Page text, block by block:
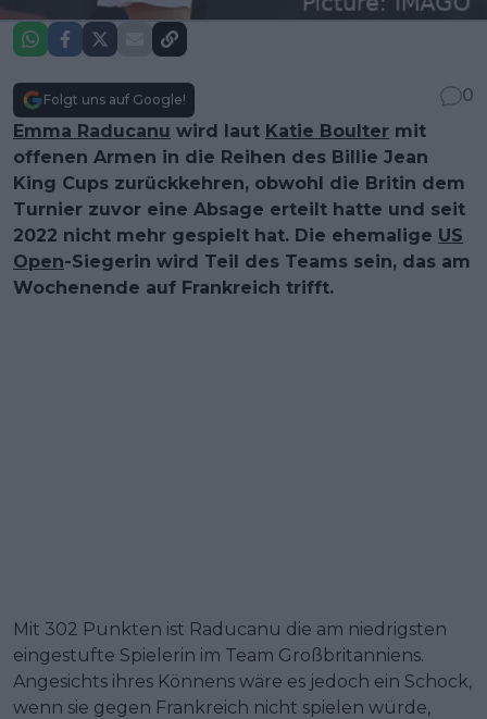
Folgt uns auf Google!
0
Emma Raducanu wird laut Katie Boulter mit
offenen Armen in die Reihen des Billie Jean
King Cups zurückkehren, obwohl die Britin dem
Turnier zuvor eine Absage erteilt hatte und seit
2022 nicht mehr gespielt hat. Die ehemalige US
Open-Siegerin wird Teil des Teams sein, das am
Wochenende auf Frankreich trifft.
Mit 302 Punkten ist Raducanu die am niedrigsten
eingestufte Spielerin im Team Großbritanniens.
Angesichts ihres Könnens wäre es jedoch ein Schock,
wenn sie gegen Frankreich nicht spielen würde,